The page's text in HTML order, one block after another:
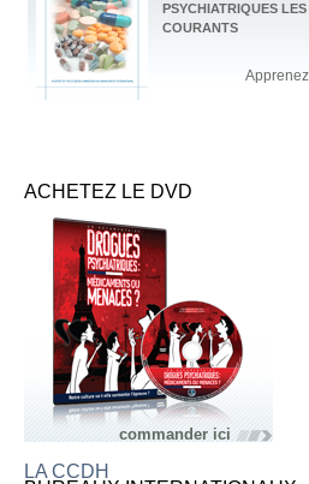
ACHETEZ LE DVD
commander ici
LA CCDH
PSYCHIATRIQUES
COURANTS